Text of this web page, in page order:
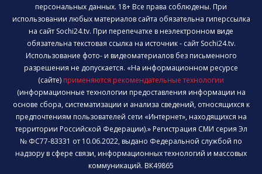
персональных данных. 18+ Все права соблюдены. При
использовании любых материалов сайта обязательна гиперссылка
на сайт Sochi24.tv. При перепечатке в неэлектронном виде
обязательна текстовая ссылка на источник - сайт Sochi24.tv.
Использование фото- и видеоматериалов без письменного
разрешения не допускается. «На информационном ресурсе
(сайте) применяются рекомендательные технологии
(информационные технологии предоставления информации на
основе сбора, систематизации и анализа сведений, относящихся к
предпочтениям пользователей сети «Интернет», находящихся на
территории Российской Федерации).» Регистрация СМИ серия Эл
№ ФС77-83331 от 10.06.2022, выдано Федеральной службой по
надзору в сфере связи, информационных технологий и массовых
коммуникаций. ВК49865